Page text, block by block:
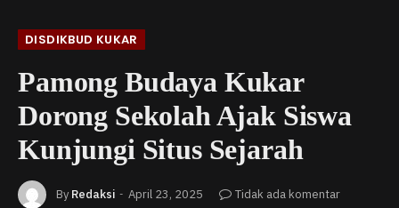
DISDIKBUD KUKAR
Pamong Budaya Kukar
Dorong Sekolah Ajak Siswa
Kunjungi Situs Sejarah
By Redaksi April 23, 2025
Tidak ada komentar